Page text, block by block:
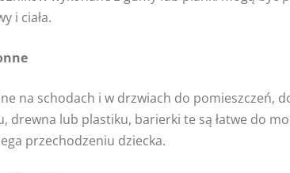
i ciała.
na schodach i w drzwiach do pomieszczeń,
drewna lub plastiku, barierki te są łatwe do
przechodzeniu dziecka.